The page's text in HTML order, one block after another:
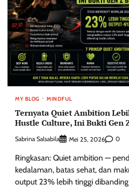
MY BLOG MINDFUL
Ternyata Quiet Ambition
Hustle Culture, Ini Bukti Gen
Sabrina Salsabila Mei 25, 2026 0
Ringkasan: Quiet ambition —
kedalaman, batas sehat, dan
output 23% lebih tinggi